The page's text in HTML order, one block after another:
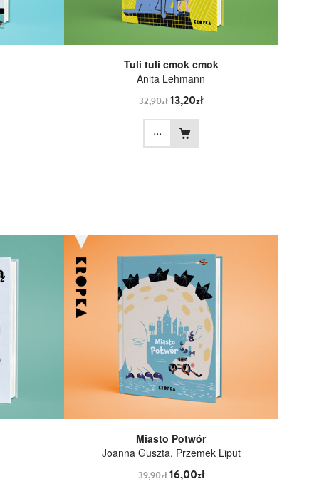
Tuli tuli cmok cmok
Anita Lehmann
32,90zł13,20zł
...
Miasto Potwór
Joanna Guszta, Przemek Liput
39,90zł16,00zł